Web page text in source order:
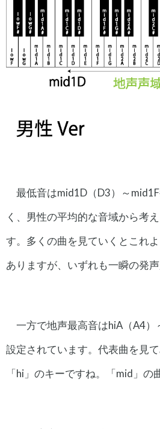
最低音はmid1D（D3）～
く、男性の平均的な音域から考
す。多くの曲を見ていくとこれ
ありますが、いずれも一瞬の発声
一方で地声最高音はhiA（A4）
設定されています。代表曲を見
「hi」のキーですね。「mid」の